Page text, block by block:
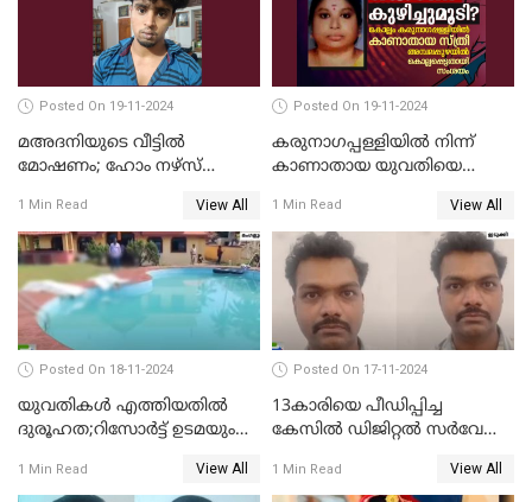
Posted On 19-11-2024
മഅദനിയുടെ വീട്ടിൽ
മോഷണം; ഹോം നഴ്‌സ്
1 Min Read View All
Posted On 19-11-2024
കരുനാഗപ്പള്ളിയില്‍ നിന്ന്
കാണാതായ യുവതിയെ
സംശയം
1 Min Read View All
Posted On 18-11-2024
യുവതികള്‍ എത്തിയതിൽ
ദുരൂഹത;റിസോര്‍ട്ട് ഉടമയും
1 Min Read View All
Posted On 17-11-2024
13കാരിയെ പീഡിപ്പിച്ച
കേസില്‍ ഡിജിറ്റല്‍ സര്‍വേ
1 Min Read View All